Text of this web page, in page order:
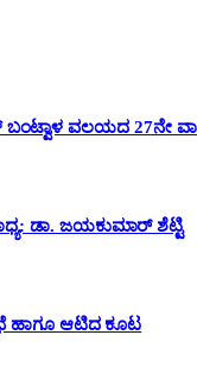
ವಲಯದ 27ನೇ
ಡಾ. ಜಯಕುಮಾರ್ ಶೆಟ್ಟಿ
ಹಾಗೂ ಆಟಿದ ಕೂಟ